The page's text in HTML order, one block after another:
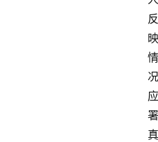
反
映
情
况
应
署
真